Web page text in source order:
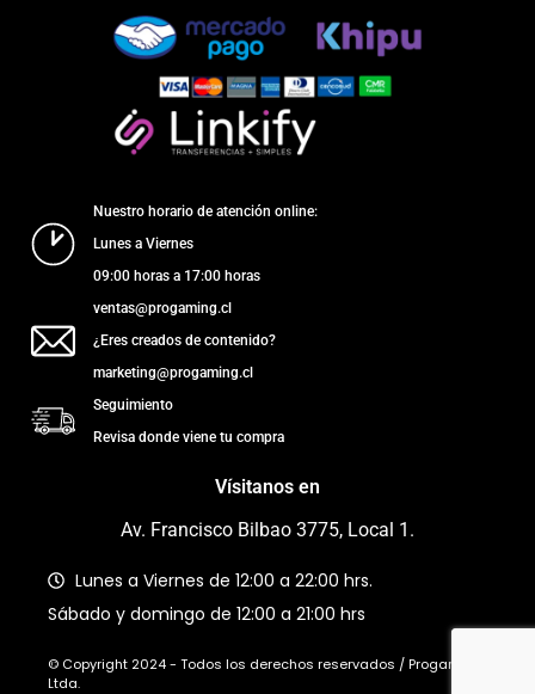
Nuestro horario de atención online:
Lunes a Viernes
09:00 horas a 17:00 horas
ventas@progaming.cl
¿Eres creados de contenido?
marketing@progaming.cl
Seguimiento
Revisa donde viene tu compra
Vísitanos en
Av. Francisco Bilbao 3775, Local 1.
Lunes a Viernes de 12:00 a 22:00 hrs.
Sábado y domingo de 12:00 a 21:00 hrs
© Copyright 2024 - Todos los derechos reservados / Progaming
Ltda.